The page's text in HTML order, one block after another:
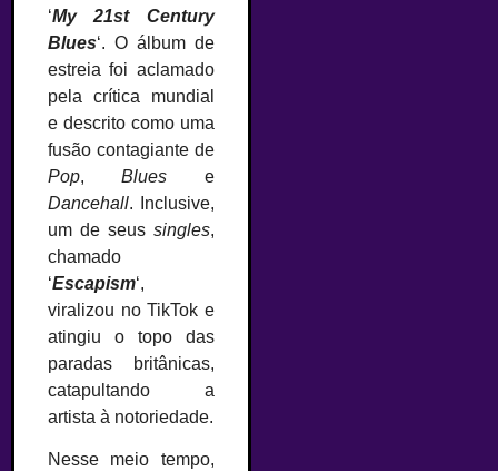
‘My 21st Century
Blues‘. O álbum de
estreia foi aclamado
pela crítica mundial
e descrito como uma
fusão contagiante de
Pop,Blues e
Dancehall. Inclusive,
um de seus singles,
chamado
‘Escapism‘,
viralizou no TikTok e
atingiu o topo das
paradas britânicas,
catapultando a
artista à notoriedade.
Nesse meio tempo,